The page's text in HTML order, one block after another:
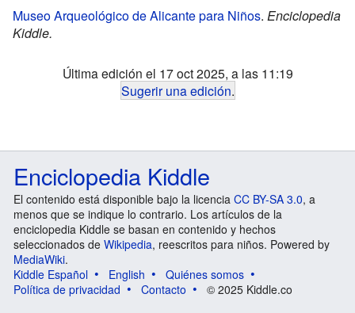
Museo Arqueológico de Alicante para Niños. Enciclopedia
Kiddle.
Última edición el 17 oct 2025, a las 11:19
Sugerir una edición.
Enciclopedia Kiddle
El contenido está disponible bajo la licencia CC BY-SA 3.0, a
menos que se indique lo contrario. Los artículos de la
enciclopedia Kiddle se basan en contenido y hechos
seleccionados de Wikipedia, reescritos para niños. Powered by
MediaWiki.
Kiddle Español
English
Quiénes somos
Política de privacidad
Contacto © 2025 Kiddle.co